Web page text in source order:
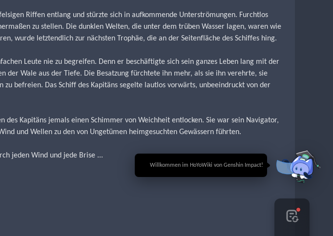
🎉 Willkommen im HoYoWiki von Genshin Impact!
Riffen entlang und stürzte sich in aufkommende Unterströmungen. Furchtlos
zu stellen. Die dunklen Welten, die unter dem trüben Wasser lagen, waren wie
wurde letztendlich zur nächsten Trophäe, die an der Seitenfläche des Schiffes hing.
Leute nie zu begreifen. Denn er beschäftigte sich sein ganzes Leben lang mit der
der Wale aus der Tiefe. Die Besatzung fürchtete ihn mehr, als sie ihn verehrte, sie
befreien. Das Schiff des Kapitäns segelte lautlos vorwärts, unbeeindruckt von der
Kapitäns jemals einen Schimmer von Weichheit entlocken. Sie war sein Navigator,
und Wellen zu den von Ungetümen heimgesuchten Gewässern führten.
jeden Wind und jede Brise ...